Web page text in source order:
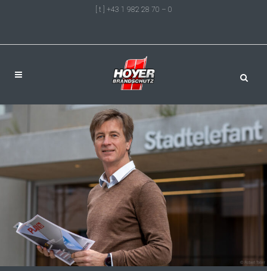
[ t ] +43 1 982 28 70 – 0